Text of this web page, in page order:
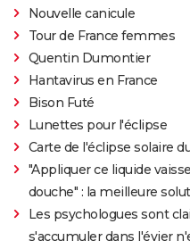
Nouvelle canicule
Tour de France femmes
Quentin Dumontier
Hantavirus en France
Bison Futé
Lunettes pour l'éclipse
Carte de l'éclipse solaire
"Appliquer ce liquide
douche" : la meilleure
Les psychologues sont
s'accumuler dans l'évier